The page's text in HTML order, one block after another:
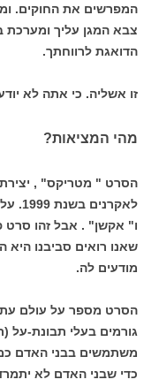
המפרשים את החוקים.
צבא המגן עליך ומערכת
הדואגת לרווחתך.
זו אשליה. כי אתה לא
מהי המציאות?
הסרט " מטריקס" ,
ו" אקשן" . אבל זהו סרט
שאנו רואים סביבנו היא
מודעים לה.
הסרט מספר על עולם
גורמים בעלי תבונת-על
משתמשים בבני האדם
כדי שבני האדם לא